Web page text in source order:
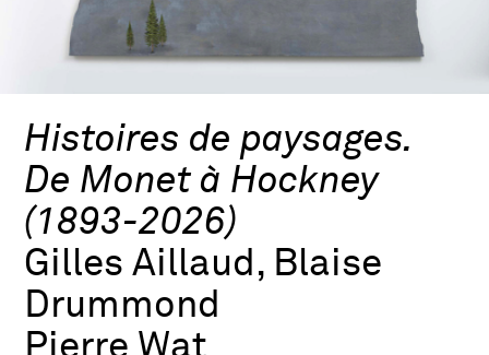
Histoires de paysages.
De Monet à Hockney
(1893-2026)
Gilles Aillaud, Blaise
Drummond
Pierre Wat